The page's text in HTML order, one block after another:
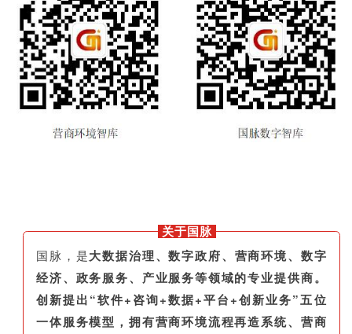
关于国脉
国脉，是大数据治理、数字政府、营商环境、数字
经济、政务服务、产业服务等领域的专业提供商。
创新提出“软件+咨询+数据+平台+创新业务”五位
一体服务模型，拥有营商环境流程再造系统、营商